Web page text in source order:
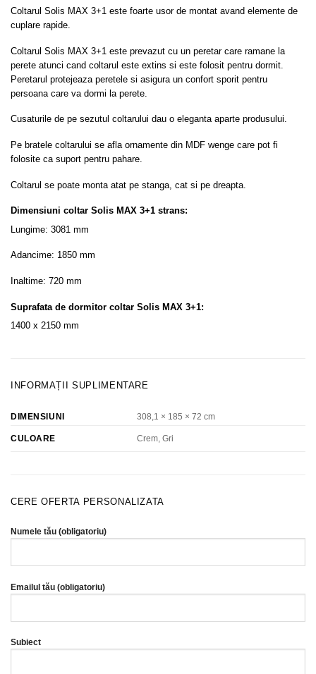
Coltarul Solis MAX 3+1 este foarte usor de montat avand elemente de
cuplare rapide.
Coltarul Solis MAX 3+1 este prevazut cu un peretar care ramane la
perete atunci cand coltarul este extins si este folosit pentru dormit.
Peretarul protejeaza peretele si asigura un confort sporit pentru
persoana care va dormi la perete.
Cusaturile de pe sezutul coltarului dau o eleganta aparte produsului.
Pe bratele coltarului se afla ornamente din MDF wenge care pot fi
folosite ca suport pentru pahare.
Coltarul se poate monta atat pe stanga, cat si pe dreapta.
Dimensiuni coltar Solis MAX 3+1 strans:
Lungime: 3081 mm
Adancime: 1850 mm
Inaltime: 720 mm
Suprafata de dormitor coltar Solis MAX 3+1:
1400 x 2150 mm
INFORMAȚII SUPLIMENTARE
DIMENSIUNI 308,1 × 185 × 72 cm
CULOARE Crem, Gri
CERE OFERTA PERSONALIZATA
Numele tău (obligatoriu)
Emailul tău (obligatoriu)
Subiect